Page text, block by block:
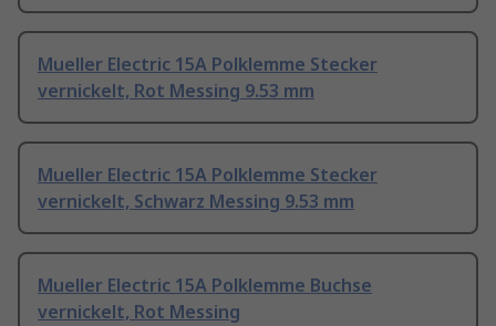
Mueller Electric 15A Polklemme Stecker
vernickelt, Rot Messing 9.53 mm
Mueller Electric 15A Polklemme Stecker
vernickelt, Schwarz Messing 9.53 mm
Mueller Electric 15A Polklemme Buchse
vernickelt, Rot Messing